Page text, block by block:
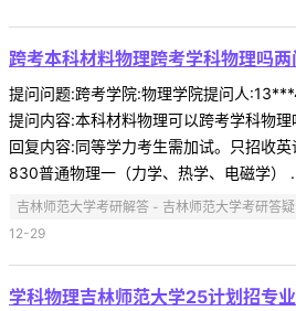
跨考本科材料物理跨考学科物理吗
提问问题:跨考学院:物理学院提问人
提问内容:本科材料物理可以跨考学科物
回复内容:同等学力考生需加试。只招
830普通物理一（力学、热学、电磁学）
吉林师范大学考研解答 - 吉林师范大学考研答疑
12-29
学科物理吉林师范大学25计划招专